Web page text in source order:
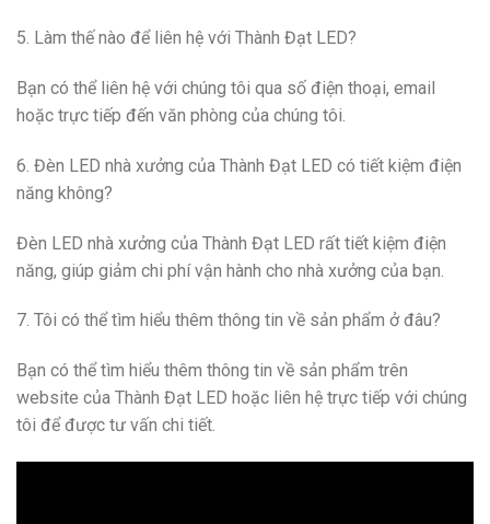
5. Làm thế nào để liên hệ với Thành Đạt LED?
Bạn có thể liên hệ với chúng tôi qua số điện thoại, email
hoặc trực tiếp đến văn phòng của chúng tôi.
6. Đèn LED nhà xưởng của Thành Đạt LED có tiết kiệm điện
năng không?
Đèn LED nhà xưởng của Thành Đạt LED rất tiết kiệm điện
năng, giúp giảm chi phí vận hành cho nhà xưởng của bạn.
7. Tôi có thể tìm hiểu thêm thông tin về sản phẩm ở đâu?
Bạn có thể tìm hiểu thêm thông tin về sản phẩm trên
website của Thành Đạt LED hoặc liên hệ trực tiếp với chúng
tôi để được tư vấn chi tiết.